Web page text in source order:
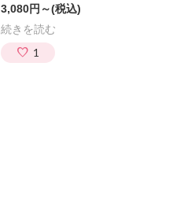
3,080円～(税込)
続きを読む
1